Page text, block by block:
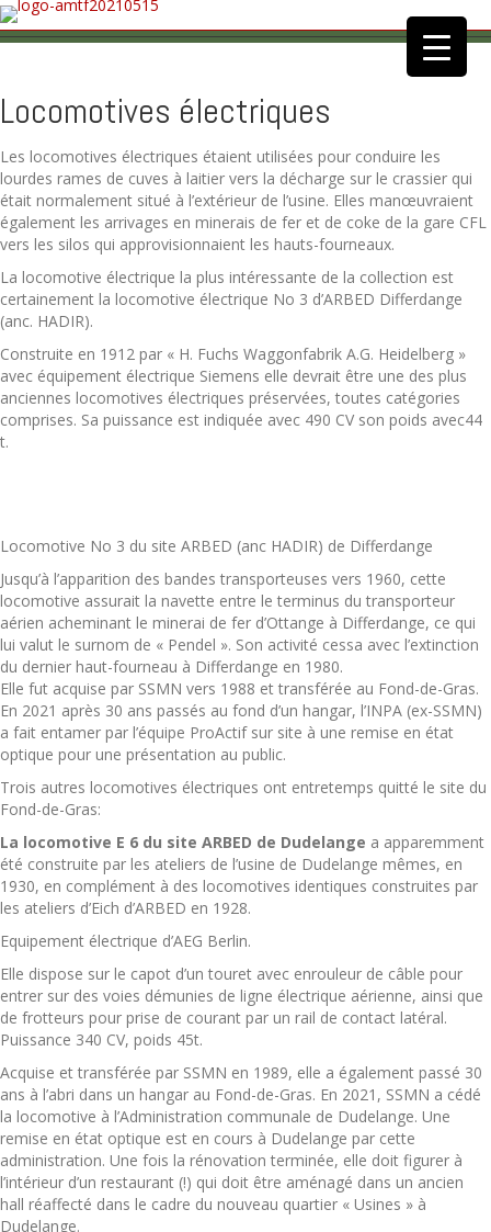
Locomotives électriques
Les locomotives électriques étaient utilisées pour conduire les
lourdes rames de cuves à laitier vers la décharge sur le crassier qui
était normalement situé à l’extérieur de l’usine. Elles manœuvraient
également les arrivages en minerais de fer et de coke de la gare CFL
vers les silos qui approvisionnaient les hauts-fourneaux.
La locomotive électrique la plus intéressante de la collection est
certainement la locomotive électrique No 3 d’ARBED Differdange
(anc. HADIR).
Construite en 1912 par « H. Fuchs Waggonfabrik A.G. Heidelberg »
avec équipement électrique Siemens elle devrait être une des plus
anciennes locomotives électriques préservées, toutes catégories
comprises. Sa puissance est indiquée avec 490 CV son poids avec44
t.
Locomotive No 3 du site ARBED (anc HADIR) de Differdange
Jusqu’à l’apparition des bandes transporteuses vers 1960, cette
locomotive assurait la navette entre le terminus du transporteur
aérien acheminant le minerai de fer d’Ottange à Differdange, ce qui
lui valut le surnom de « Pendel ». Son activité cessa avec l’extinction
du dernier haut-fourneau à Differdange en 1980.
Elle fut acquise par SSMN vers 1988 et transférée au Fond-de-Gras.
En 2021 après 30 ans passés au fond d’un hangar, l’INPA (ex-SSMN)
a fait entamer par l’équipe ProActif sur site à une remise en état
optique pour une présentation au public.
Trois autres locomotives électriques ont entretemps quitté le site du
Fond-de-Gras:
La locomotive E 6 du site ARBED de Dudelange a apparemment
été construite par les ateliers de l’usine de Dudelange mêmes, en
1930, en complément à des locomotives identiques construites par
les ateliers d’Eich d’ARBED en 1928.
Equipement électrique d’AEG Berlin.
Elle dispose sur le capot d’un touret avec enrouleur de câble pour
entrer sur des voies démunies de ligne électrique aérienne, ainsi que
de frotteurs pour prise de courant par un rail de contact latéral.
Puissance 340 CV, poids 45t.
Acquise et transférée par SSMN en 1989, elle a également passé 30
ans à l’abri dans un hangar au Fond-de-Gras. En 2021, SSMN a cédé
la locomotive à l’Administration communale de Dudelange. Une
remise en état optique est en cours à Dudelange par cette
administration. Une fois la rénovation terminée, elle doit figurer à
l’intérieur d’un restaurant (!) qui doit être aménagé dans un ancien
hall réaffecté dans le cadre du nouveau quartier « Usines » à
Dudelange.